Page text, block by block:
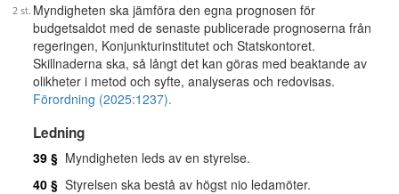
Myndigheten ska jämföra den egna prognosen för
budgetsaldot med de senaste publicerade prognoserna från
regeringen, Konjunkturinstitutet och Statskontoret.
Skillnaderna ska, så långt det kan göras med beaktande av
olikheter i metod och syfte, analyseras och redovisas.
Förordning (2025:1237).
Ledning
39 § Myndigheten leds av en styrelse.
40 § Styrelsen ska bestå av högst nio ledamöter.